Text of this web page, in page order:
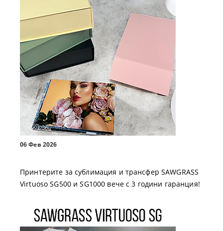
06 Фев 2026
Принтерите за сублимация и трансфер SAWGRASS
Virtuoso SG500 и SG1000 вече с 3 години гаранция!